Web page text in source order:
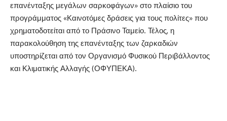
επανένταξης μεγάλων σαρκοφάγων» στο πλαίσιο του
προγράμματος «Καινοτόμες δράσεις για τους πολίτες» που
χρηματοδοτείται από το Πράσινο Ταμείο. Τέλος, η
παρακολούθηση της επανένταξης των ζαρκαδιών
υποστηρίζεται από τον Οργανισμό Φυσικού Περιβάλλοντος
και Κλιματικής Αλλαγής (ΟΦΥΠΕΚΑ).